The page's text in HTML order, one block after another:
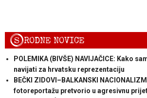
SRODNE NOVICE
POLEMIKA (BIVŠE) NAVIJAČICE: Kako
navijati za hrvatsku reprezentaciju
BEČKI ZIDOVI–BALKANSKI
fotoreportažu pretvorio u agresivnu